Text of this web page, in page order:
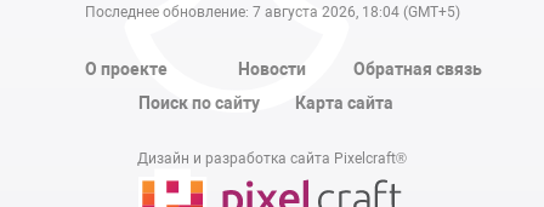
Последнее обновление: 7 августа 2026, 18:04 (GMT+5)
О проекте Новости
Обратная связь
Поиск по сайту
Карта сайта
Дизайн и разработка сайта Pixelcraft®